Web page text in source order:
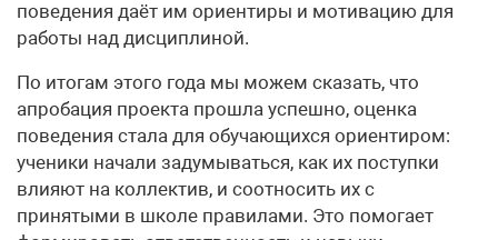
поведения даёт им ориентиры и мотивацию для
работы над дисциплиной.
По итогам этого года мы можем сказать, что
апробация проекта прошла успешно, оценка
поведения стала для обучающихся ориентиром:
ученики начали задумываться, как их поступки
влияют на коллектив, и соотносить их с
принятыми в школе правилами. Это помогает